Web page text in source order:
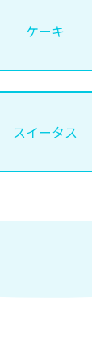
ケーキ
スイータス